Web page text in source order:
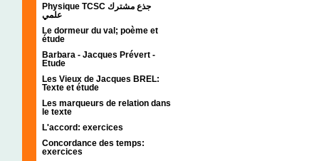
Physique TCSC جذع مشترك
علمي
Le dormeur du val; poème et
étude
Barbara - Jacques Prévert -
Etude
Les Vieux de Jacques BREL:
Texte et étude
Les marqueurs de relation dans
le texte
L'accord: exercices
Concordance des temps:
exercices